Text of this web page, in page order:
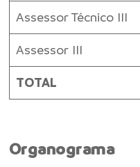
Assessor Técnico III
Assessor III
TOTAL
Organograma